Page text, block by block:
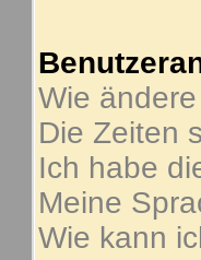
Wie
Die Zeiten
Ich habe
Meine
Wie kann